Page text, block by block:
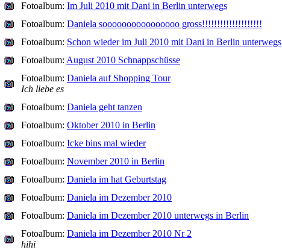
Fotoalbum: Im Juli 2010 mit Dani in Berlin unterwegs
Fotoalbum: Daniela soooooooooooooooo gross!!!!!!!!!!!!!!!!!!!!
Fotoalbum: Schon wieder im Juli 2010 mit Dani in Berlin unterwegs
Fotoalbum: August 2010 Schnappschüsse
Fotoalbum: Daniela auf Shopping Tour
Ich liebe es
Fotoalbum: Daniela geht tanzen
Fotoalbum: Oktober 2010 in Berlin
Fotoalbum: Icke bins mal wieder
Fotoalbum: November 2010 in Berlin
Fotoalbum: Daniela im hat Geburtstag
Fotoalbum: Daniela im Dezember 2010
Fotoalbum: Daniela im Dezember 2010 unterwegs in Berlin
Fotoalbum: Daniela im Dezember 2010 Nr 2
hihi